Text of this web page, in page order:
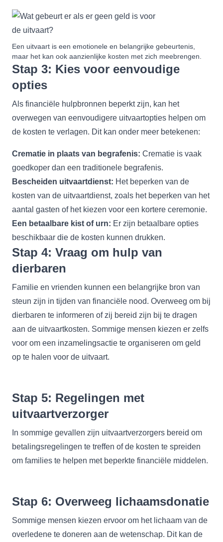
Een uitvaart is een emotionele en belangrijke gebeurtenis,
maar het kan ook aanzienlijke kosten met zich meebrengen.
Stap 3: Kies voor eenvoudige
opties
Als financiële hulpbronnen beperkt zijn, kan het
overwegen van eenvoudigere uitvaartopties helpen om
de kosten te verlagen. Dit kan onder meer betekenen:
Crematie in plaats van begrafenis: Crematie is vaak
goedkoper dan een traditionele begrafenis.
Bescheiden uitvaartdienst: Het beperken van de
kosten van de uitvaartdienst, zoals het beperken van het
aantal gasten of het kiezen voor een kortere ceremonie.
Een betaalbare kist of urn: Er zijn betaalbare opties
beschikbaar die de kosten kunnen drukken.
Stap 4: Vraag om hulp van
dierbaren
Familie en vrienden kunnen een belangrijke bron van
steun zijn in tijden van financiële nood. Overweeg om bij
dierbaren te informeren of zij bereid zijn bij te dragen
aan de uitvaartkosten. Sommige mensen kiezen er zelfs
voor om een inzamelingsactie te organiseren om geld
op te halen voor de uitvaart.
Stap 5: Regelingen met
uitvaartverzorger
In sommige gevallen zijn uitvaartverzorgers bereid om
betalingsregelingen te treffen of de kosten te spreiden
om families te helpen met beperkte financiële middelen.
Stap 6: Overweeg lichaamsdonatie
Sommige mensen kiezen ervoor om het lichaam van de
overledene te doneren aan de wetenschap. Dit kan de